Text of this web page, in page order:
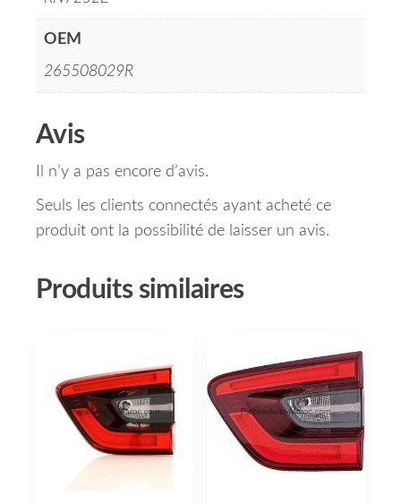
OEM
265508029R
Avis
Il n’y a pas encore d’avis.
Seuls les clients connectés ayant acheté ce
produit ont la possibilité de laisser un avis.
Produits similaires